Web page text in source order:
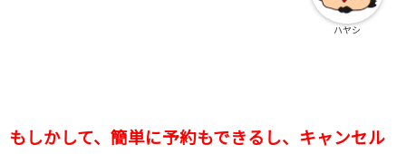
ハヤシ
もしかして、簡単に予約もできるし、キャンセル